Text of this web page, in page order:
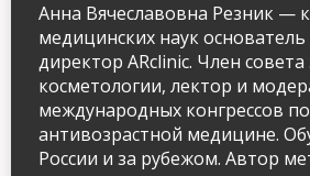
Анна Вячеславовна Резник —
медицинских наук
директор ARclinic. Член
косметологии, лектор и
международных конгрессов по
антивозрастной медицине.
России и за рубежом. Автор